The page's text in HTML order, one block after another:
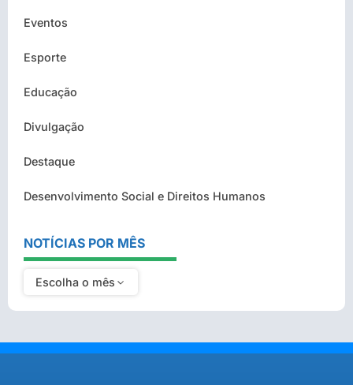
Eventos
Esporte
Educação
Divulgação
Destaque
Desenvolvimento Social e Direitos Humanos
NOTÍCIAS POR MÊS
Escolha o mês